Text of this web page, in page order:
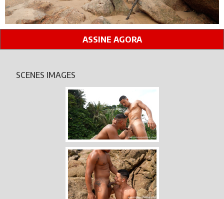
ASSINE AGORA
SCENES IMAGES